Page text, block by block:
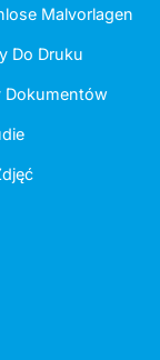
Malvorlagen
Do Druku
Dokumentów